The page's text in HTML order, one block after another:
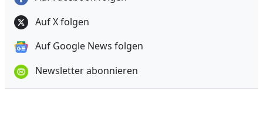
Auf X folgen
Auf Google News folgen
Newsletter abonnieren